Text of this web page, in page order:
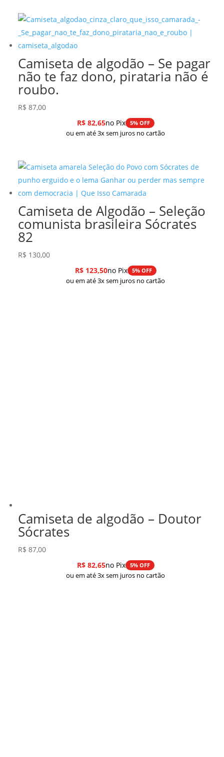
Camiseta de algodão – Se pagar
não te faz dono, pirataria não é
roubo.
R$ 87,00
R$82,65no Pix 5% OFF
ou em até 3x sem juros no cartão
Camiseta de Algodão – Seleção
comunista brasileira Sócrates
82
R$ 130,00
R$123,50no Pix 5% OFF
ou em até 3x sem juros no cartão
Camiseta de algodão – Doutor
Sócrates
R$ 87,00
R$82,65no Pix 5% OFF
ou em até 3x sem juros no cartão